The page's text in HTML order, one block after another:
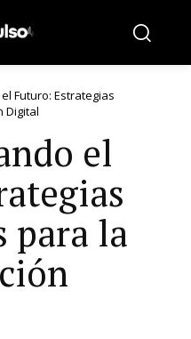
Futuro: Estrategias
Digital
el
para la